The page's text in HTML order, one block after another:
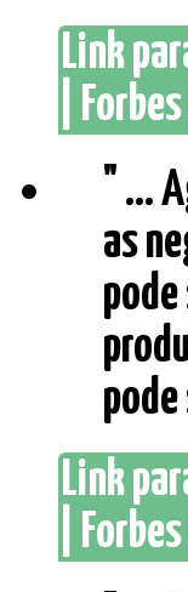
Link
|
" ...
as
Link
|